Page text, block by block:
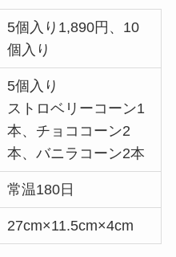
5個入り1,890円、10
個入り
5個入り
ストロベリーコーン1
本、チョココーン2
本、バニラコーン2本
常温180日
27cm×11.5cm×4cm